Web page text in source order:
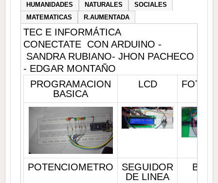
HUMANIDADES
NATURALES
SOCIALES
MATEMATICAS
R.AUMENTADA
TEC E INFORMÁTICA
CONECTATE CON ARDUINO -
SANDRA RUBIANO- JHON PACHECO
- EDGAR MONTAÑO
PROGRAMACION
BASICA
LCD
POTENCIOMETRO
SEGUIDOR
DE LINEA